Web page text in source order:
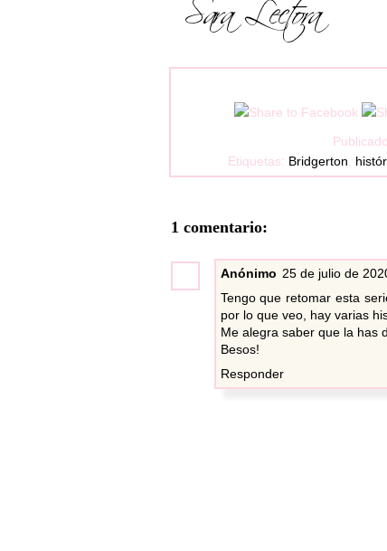
Etiquetas: Bridgerton,
1 comentario:
Anónimo 25 de julio de
Tengo que retomar esta
por lo que veo, hay varias
Me alegra saber que la has
Besos!
Responder